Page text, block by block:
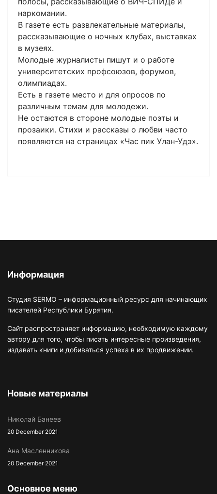
наркомании.
В газете есть развлекательные материалы,
рассказывающие о ночных клубах, выставках
в музеях.
Молодые журналисты пишут и о работе
университетских профсоюзов, форумов,
олимпиадах.
Есть в газете место и для опросов по
различным темам для молодежи.
Не остаются в стороне молодые поэты и
прозаики. Стихи и рассказы о любви часто
появляются на страницах «Час пик Улан-Удэ».
Информация
Студия SERMO – информационный ресурс для начинающих
писателей Республики Бурятия.
Сайт распространяет информацию, необходимую каждому
автору для того, чтобы писать интересные произведения,
издавать книги и добиваться успеха в их продвижении.
Новые материалы
Николай Банеев
20 December 2021
Ана Масленникова
20 December 2021
Основное меню